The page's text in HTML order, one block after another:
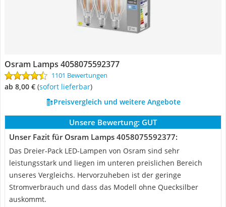
Osram Lamps ‎4058075592377
1101 Bewertungen
ab 8,00 € ( Sofort lieferbar)
Preisvergleich und weitere Angebote
Unsere Bewertung: GUT
Unser Fazit für Osram Lamps ‎4058075592377:
Das Dreier-Pack LED-Lampen von Osram sind sehr
leistungsstark und liegen im unteren preislichen Bereich
unseres Vergleichs. Hervorzuheben ist der geringe
Stromverbrauch und dass das Modell ohne Quecksilber
auskommt.